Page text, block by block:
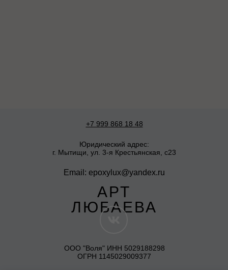
Юридический адрес:
г. Мытищи, ул. 3-я Крестьянская, с23
+7 999 868 18 48
ООО "Воля" ИНН 5029188298
ОГРН 1145029009377
Email: epoxylux@yandex.ru
АРТ
ЛЮБАЕВА